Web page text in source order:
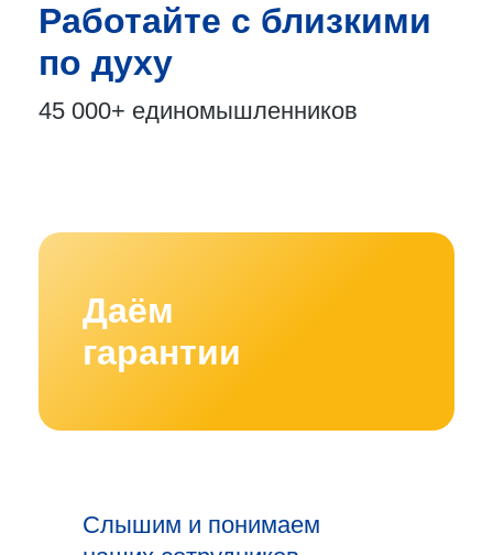
Работайте с близкими
по духу
45 000+ единомышленников
Даём
гарантии
Слышим и понимаем